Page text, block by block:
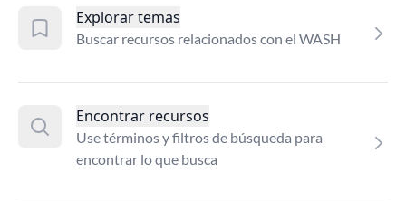
Explorar temas
Buscar recursos relacionados con el WASH
Encontrar recursos
Use términos y filtros de búsqueda para
encontrar lo que busca